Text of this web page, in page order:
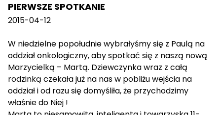
PIERWSZE SPOTKANIE
2015-04-12
W niedzielne popołudnie wybrałyśmy się z Paulą na
oddział onkologiczny, aby spotkać się z naszą nową
Marzycielką – Martą. Dziewczynka wraz z całą
rodzinką czekała już na nas w pobliżu wejścia na
oddział i od razu się domyśliła, że przychodzimy
właśnie do Niej !